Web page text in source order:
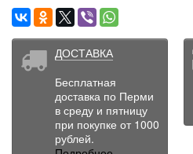
ДОСТАВКА
Бесплатная
доставка по Перми
в среду и пятницу
при покупке от 1000
рублей.